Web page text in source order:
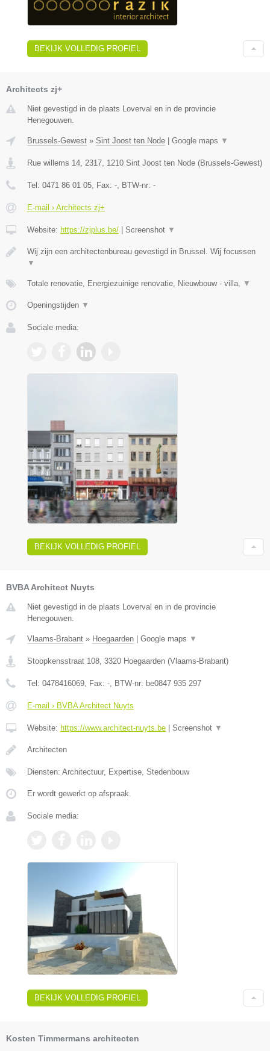
BEKIJK VOLLEDIG PROFIEL
Architects zj+
Niet gevestigd in de plaats Loverval en in de provincie
Henegouwen.
Brussels-Gewest » Sint Joost ten Node Google maps ▼
Rue willems 14, 2317, 1210 Sint Joost ten Node (Brussels-Gewest)
Tel: 0471 86 01 05, Fax: -, BTW-nr: -
E-mail › Architects zj+
Website: https://zjplus.be/ Screenshot ▼
Wij zijn een architectenbureau gevestigd in Brussel. Wij focussen
▼
Totale renovatie, Energiezuinige renovatie, Nieuwbouw - villa, ▼
Openingstijden ▼
Sociale media:
BEKIJK VOLLEDIG PROFIEL
BVBA Architect Nuyts
Niet gevestigd in de plaats Loverval en in de provincie
Henegouwen.
Vlaams-Brabant » Hoegaarden Google maps ▼
Stoopkensstraat 108, 3320 Hoegaarden (Vlaams-Brabant)
Tel: 0478416069, Fax: -, BTW-nr: be0847 935 297
E-mail › BVBA Architect Nuyts
Website: https://www.architect-nuyts.be Screenshot ▼
Architecten
Diensten: Architectuur, Expertise, Stedenbouw
Er wordt gewerkt op afspraak.
Sociale media:
BEKIJK VOLLEDIG PROFIEL
Kosten Timmermans architecten